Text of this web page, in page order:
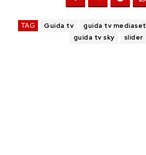
TAG Guida tv guida tv mediaset
guida tv sky
slider